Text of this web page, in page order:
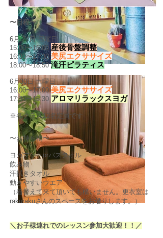
〜日程〜
6月 24日 日曜日
15:00〜16:00産後骨盤調整
16:30〜17:30 美尻エクササイズ
18:00〜18:50滝汗ピラティス
6月30日 土曜日
16:00〜17:00美尻エクササイズ
17:30〜18:30 アロマリラックスヨガ
※各クラス12名定員です
〜お持ち物〜
ヨガマットorバスタオル
飲み物
汗拭きタオル
動きやすいウエア
（着替えて来て頂いても構いません。更衣室は
rakurakuさんのスペースをお借りします。）
＼お子様連れでのレッスン参加大歓迎！！／